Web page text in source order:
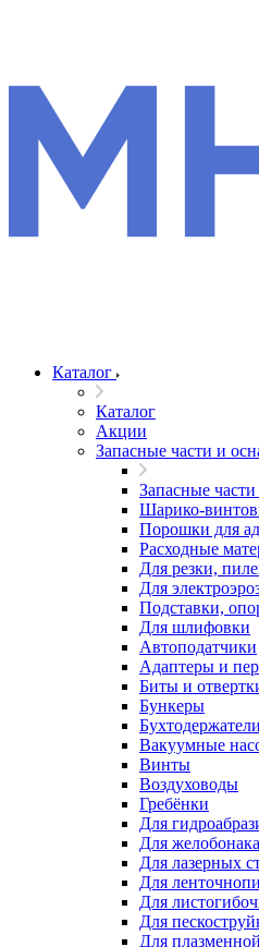
Каталог
Каталог
Акции
Запасные части и
Запасные части
Шарико-
Порошки для
Расходные
Для резки,
Для
Подставки,
Для шлифовки
Автоподатчики
Адаптеры и
Биты и
Бункеры
Бухтодержатели
Вакуумные
Винты
Воздуховоды
Гребёнки
Для
Для
Для лазерных
Для
Для
Для
Для